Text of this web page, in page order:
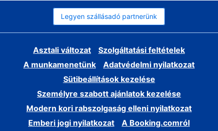
Legyen szállásadó partnerünk
Asztali változat
Szolgáltatási feltételek
A munkamenetünk
Adatvédelmi nyilatkozat
Sütibeállítások kezelése
Személyre szabott ajánlatok kezelése
Modern kori rabszolgaság elleni nyilatkozat
Emberi jogi nyilatkozat
A Booking.comról